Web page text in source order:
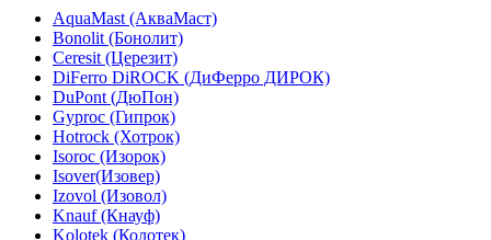
AquaMast (АкваМаст)
Bonolit (Бонолит)
Ceresit (Церезит)
DiFerro DiROCK (ДиФерро ДИРОК)
DuPont (ДюПон)
Gyproc (Гипрок)
Hotrock (Хотрок)
Isoroc (Изорок)
Isover(Изовер)
Izovol (Изовол)
Knauf (Кнауф)
Kolotek (Колотек)